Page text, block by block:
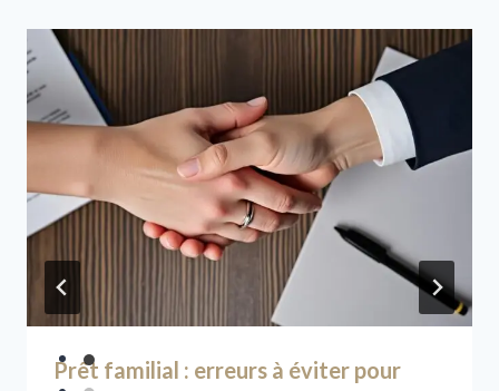
Prêt familial : erreurs à éviter pour